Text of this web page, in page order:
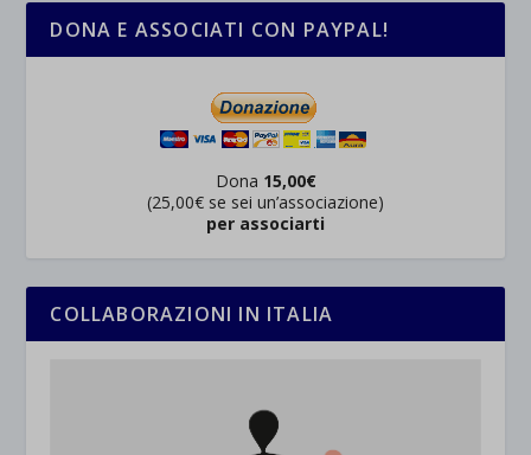
DONA E ASSOCIATI CON PAYPAL!
Dona 15,00€
(25,00€ se sei un’associazione)
per associarti
COLLABORAZIONI IN ITALIA